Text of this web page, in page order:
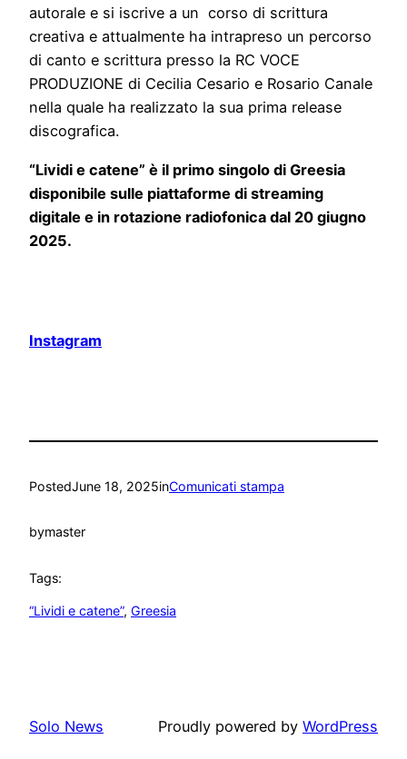
autorale e si iscrive a un corso di scrittura
creativa e attualmente ha intrapreso un percorso
di canto e scrittura presso la RC VOCE
PRODUZIONE di Cecilia Cesario e Rosario Canale
nella quale ha realizzato la sua prima release
discografica.
“Lividi e catene” è il primo singolo di Greesia
disponibile sulle piattaforme di streaming
digitale e in rotazione radiofonica dal 20 giugno
2025.
Instagram
PostedJune 18, 2025inComunicati stampa
bymaster
Tags:
“Lividi e catene”, Greesia
Solo News Proudly powered by WordPress